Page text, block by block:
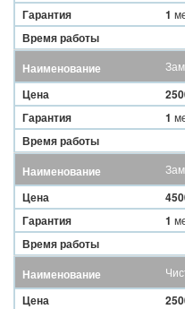
Гарантия 1
Время работы
Наименование
Цена
Гарантия 1
Время работы
Наименование
Цена
Гарантия 1
Время работы
Наименование
Цена